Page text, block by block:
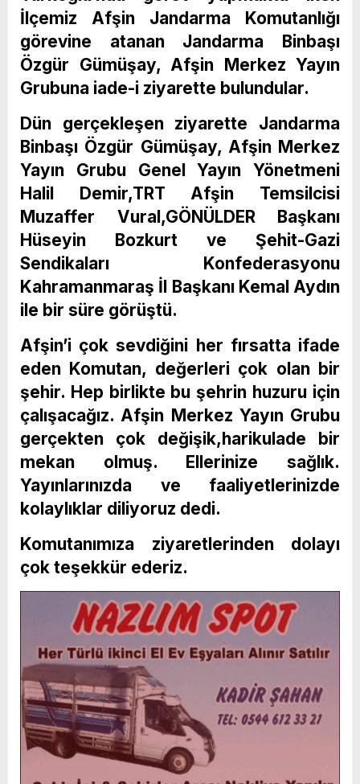
İlçemiz Afşin Jandarma Komutanlığı
görevine atanan Jandarma Binbaşı
Özgür Gümüşay, Afşin Merkez Yayın
Grubuna iade-i ziyarette bulundular.
Dün gerçekleşen ziyarette Jandarma
Binbaşı Özgür Gümüşay, Afşin Merkez
Yayın Grubu Genel Yayın Yönetmeni
Halil Demir,TRT Afşin Temsilcisi
Muzaffer Vural,GÖNÜLDER Başkanı
Hüseyin Bozkurt ve Şehit-Gazi
Sendikaları Konfederasyonu
Kahramanmaraş İl Başkanı Kemal Aydın
ile bir süre görüştü.
Afşin’i çok sevdiğini her fırsatta ifade
eden Komutan, değerleri çok olan bir
şehir. Hep birlikte bu şehrin huzuru için
çalışacağız. Afşin Merkez Yayın Grubu
gerçekten çok değişik,harikulade bir
mekan olmuş. Ellerinize sağlık.
Yayınlarınızda ve faaliyetlerinizde
kolaylıklar diliyoruz dedi.
Komutanımıza ziyaretlerinden dolayı
çok teşekkür ederiz.